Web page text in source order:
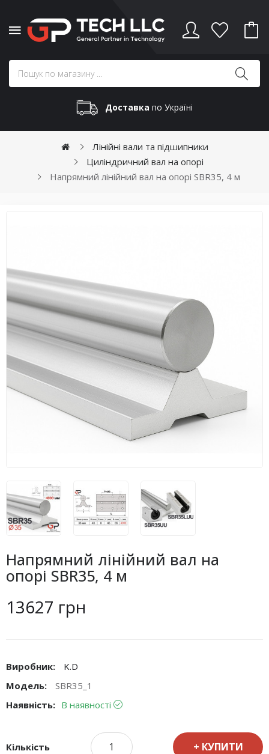
Доставка по Україні
Лінійні вали та підшипники
Циліндричний вал на опорі
Напрямний лінійний вал на опорі SBR35, 4 м
Напрямний лінійний вал на
опорі SBR35, 4 м
13627 грн
Виробник:
K.D
Модель:
SBR35_1
Наявність: В наявності
Кількість КУПИТИ